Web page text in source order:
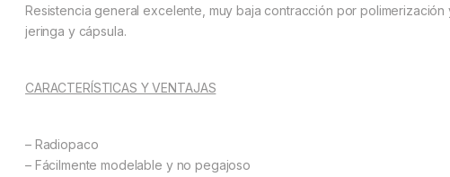
Resistencia general excelente, muy baja contracción por
jeringa y cápsula.
CARACTERÍSTICAS Y VENTAJAS
– Radiopaco
– Fácilmente modelable y no pegajoso